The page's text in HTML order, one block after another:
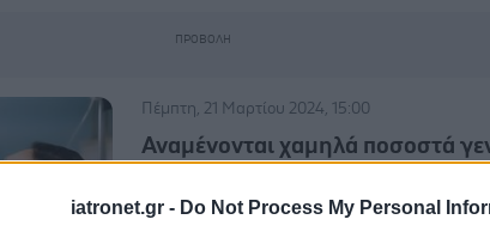
iatronet.gr - Do Not Process My Personal
Πέμπτη, 21 Μαρτίου 2024, 15:00
Αναμένονται χαμηλά ποσοστά
Τι αναφέρει το Ινστιτούτο μετρήσεων και